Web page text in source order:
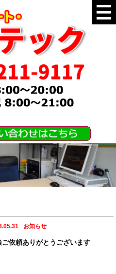
お知らせ
ご依頼ありがとうございます